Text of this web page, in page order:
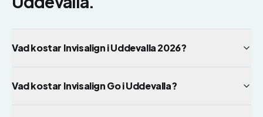
Vad kostar Invisalign i Uddevalla 2026?
Vad kostar Invisalign Go i Uddevalla?